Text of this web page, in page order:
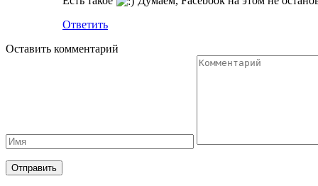
Ответить
Оставить комментарий